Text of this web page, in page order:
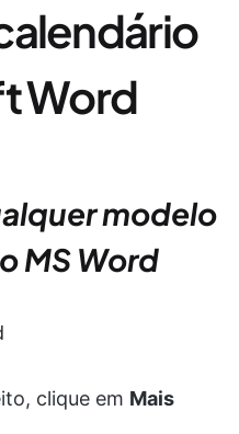
Word
modelo
MS Word
clique em Mais